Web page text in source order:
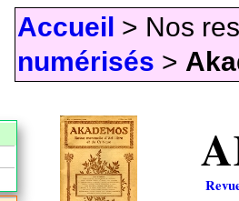
Accueil > Nos
numérisés >